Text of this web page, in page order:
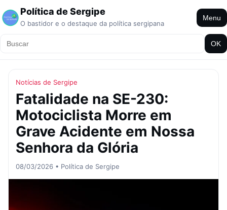
Política de Sergipe
O bastidor e o destaque da política sergipana
Menu
OK
Notícias de Sergipe
Fatalidade na SE-230:
Motociclista Morre em
Grave Acidente em Nossa
Senhora da Glória
08/03/2026 • Política de Sergipe